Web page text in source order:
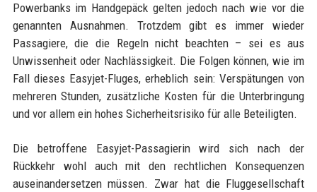
Powerbanks im Handgepäck gelten jedoch nach wie vor die
genannten Ausnahmen. Trotzdem gibt es immer wieder
Passagiere, die die Regeln nicht beachten – sei es aus
Unwissenheit oder Nachlässigkeit. Die Folgen können, wie im
Fall dieses Easyjet-Fluges, erheblich sein: Verspätungen von
mehreren Stunden, zusätzliche Kosten für die Unterbringung
und vor allem ein hohes Sicherheitsrisiko für alle Beteiligten.
Die betroffene Easyjet-Passagierin wird sich nach der
Rückkehr wohl auch mit den rechtlichen Konsequenzen
auseinandersetzen müssen. Zwar hat die Fluggesellschaft